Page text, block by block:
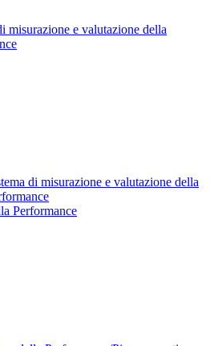
misurazione e valutazione della
di misurazione e valutazione della
Performance